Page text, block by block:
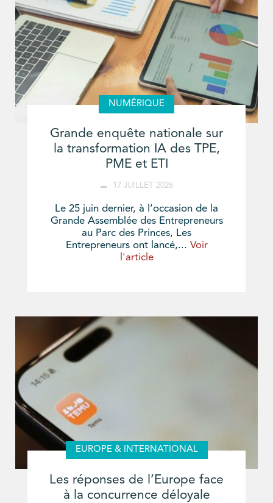
NUMÉRIQUE
Grande enquête nationale sur
la transformation IA des TPE,
PME et ETI
17 JUILLET 2026
Le 25 juin dernier, à l’occasion de la
Grande Assemblée des Entrepreneurs
au Parc des Princes, Les
Entrepreneurs ont lancé,... Voir
l'article
EUROPE & INTERNATIONAL
Les réponses de l’Europe face
à la concurrence déloyale